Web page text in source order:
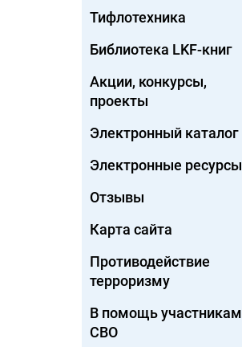
Тифлотехника
Библиотека LKF-книг
Акции, конкурсы,
проекты
Электронный каталог
Электронные ресурсы
Отзывы
Карта сайта
Противодействие
терроризму
В помощь участникам
СВО